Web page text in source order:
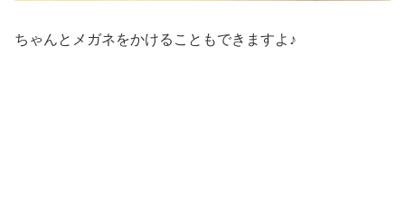
ちゃんとメガネをかけることもできますよ♪